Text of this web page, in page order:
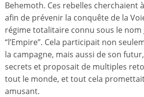
Behemoth. Ces rebelles cherchaient
afin de prévenir la conquête de la
régime totalitaire connu sous le nom
“l’Empire”. Cela participait non
la campagne, mais aussi de son
secrets et proposait de multiples
tout le monde, et tout cela
amusant.